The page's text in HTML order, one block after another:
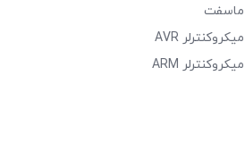
ماسفت
میکروکنترلر AVR
میکروکنترلر ARM